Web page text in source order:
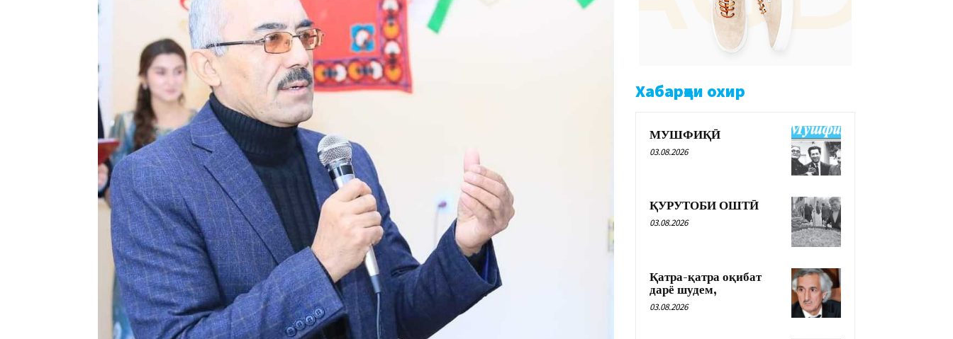
Хабарҳои охир
МУШФИҚӢ
03.08.2026
ҚУРУТОБИ ОШТӢ
03.08.2026
Қатра-қатра оқибат
дарё шудем,
03.08.2026